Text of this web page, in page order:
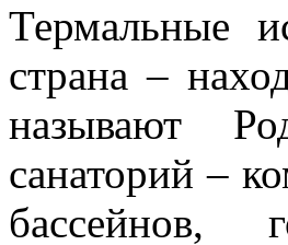
Термальные
страна –
называют
санаторий –
бассейнов,